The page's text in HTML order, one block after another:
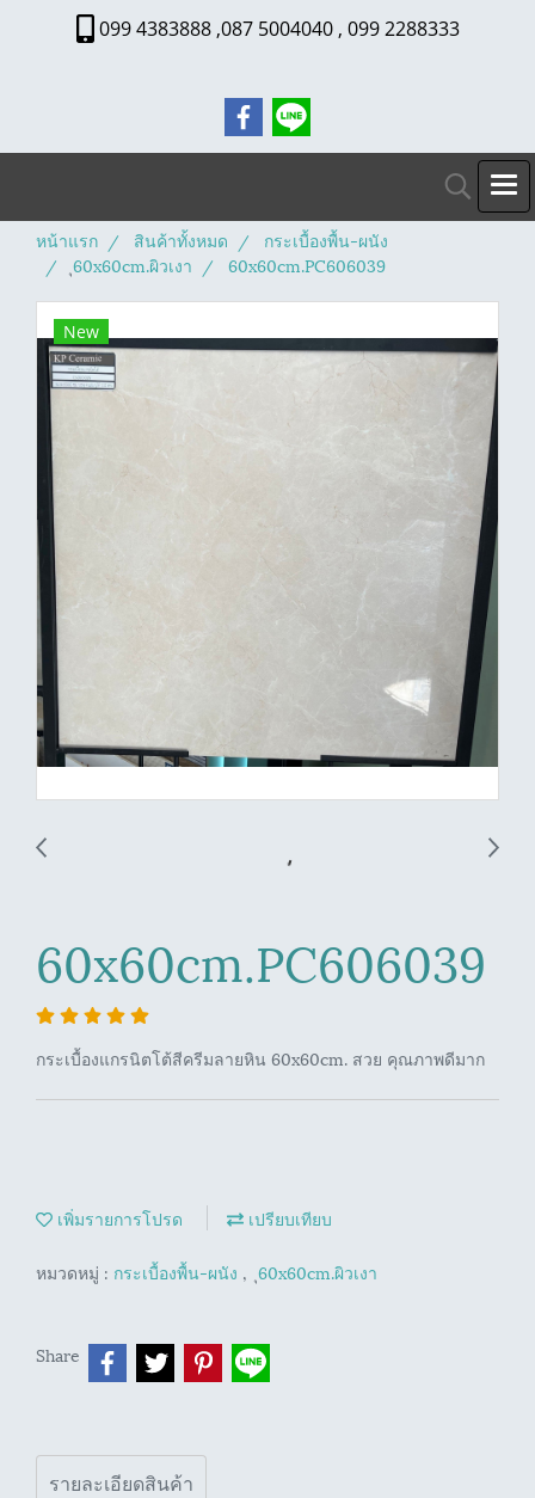
099 4383888 ,087 5004040 , 099 2288333
หน้าแรก สินค้าทั้งหมด
กระเบื้องพื้น-ผนัง
ุ60x60cm.ผิวเงา
60x60cm.PC606039
New
60x60cm.PC606039
กระเบื้องแกรนิตโต้สีครีมลายหิน 60x60cm. สวย คุณภาพดีมาก
เพิ่มรายการโปรด เปรียบเทียบ
หมวดหมู่ : กระเบื้องพื้น-ผนัง , ุ60x60cm.ผิวเงา
Share
รายละเอียดสินค้า